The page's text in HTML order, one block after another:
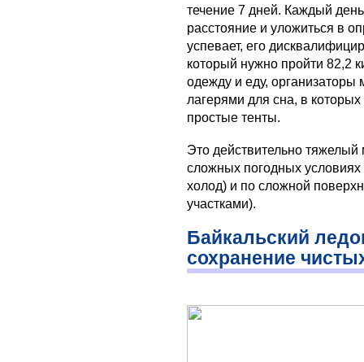
течение 7 дней. Каждый
расстояние и уложиться в
успевает, его
который нужно пройти 82,2
одежду и еду,
лагерями для сна, в
простые тенты.
Это действительно тяжелый
сложных погодных
холод) и по сложной
участками).
Байкальский
сохранение